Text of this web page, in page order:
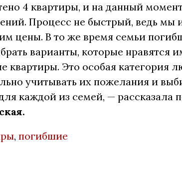
4 квартиры, и на данный
Процесс не быстрый, ведь мы
цены. В то же время семьи
варианты, которые нравятся
квартиры. Это особая категория
учитывать их пожелания и
каждой из семей, — рассказала
, погибшие